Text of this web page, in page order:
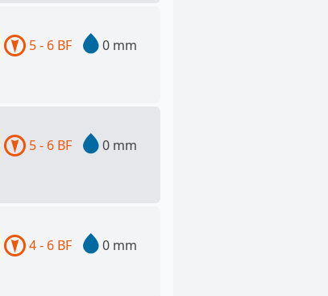
5 - 6 BF 0 mm
5 - 6 BF 0 mm
4 - 6 BF 0 mm